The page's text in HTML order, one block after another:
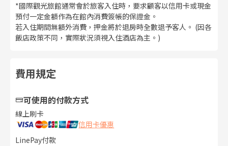
*國際觀光旅館通常會於旅客入住時，要求顧客以信用卡或現金
預付一定金額作為在館內消費簽帳的保證金。
若入住期間無額外消費，押金將於退房時全數退予客人。 (因各
飯店政策不同，實際狀況須視入住酒店為主。)
費用規定
可使用的付款方式
線上刷卡
信用卡優惠
LinePay付款